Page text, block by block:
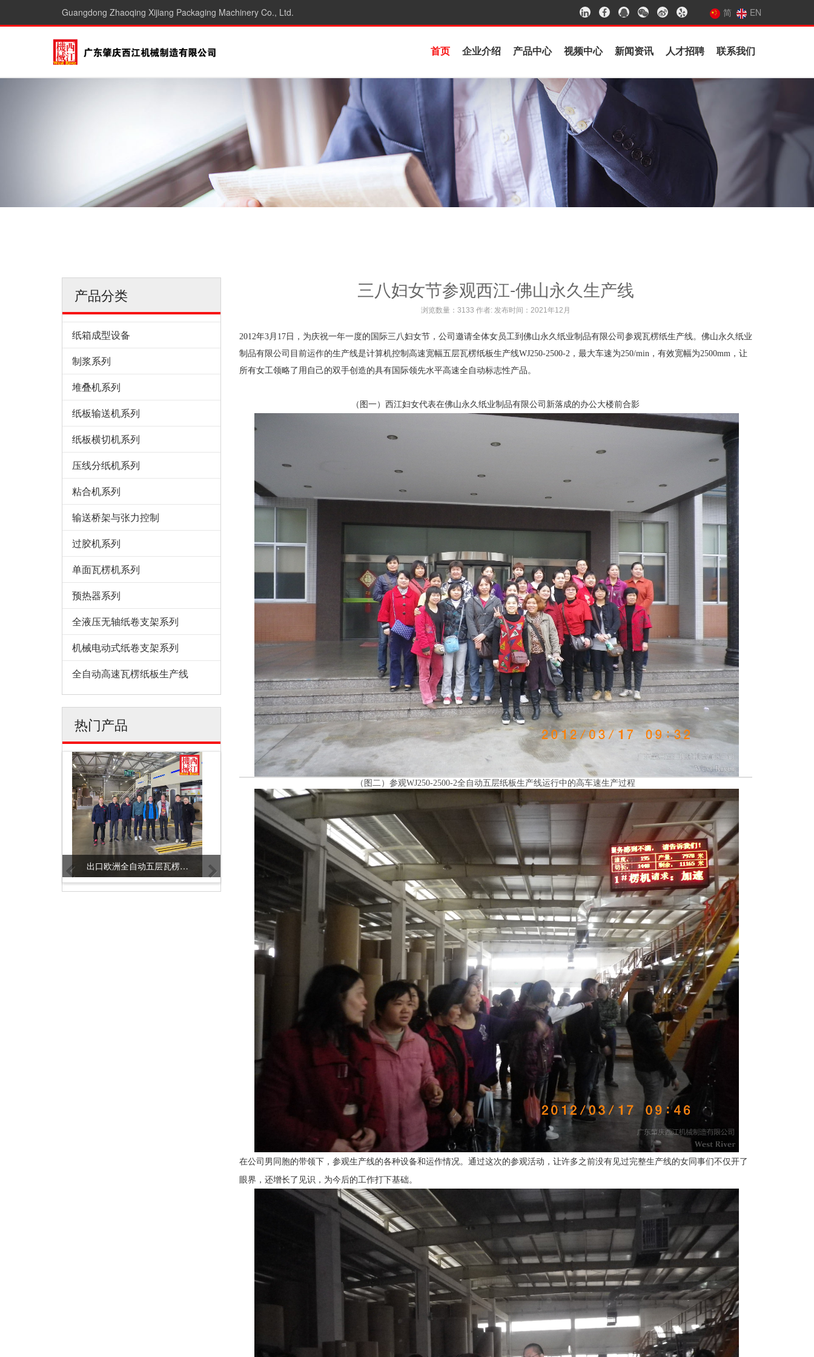
Guangdong Zhaoqing Xijiang Packaging Machinery Co., Ltd. 简 EN
首页 企业介绍 产品中心 视频中心 新闻资讯 人才招聘 联系我们
产品分类
纸箱成型设备
制浆系列
堆叠机系列
纸板输送机系列
纸板横切机系列
压线分纸机系列
粘合机系列
输送桥架与张力控制
过胶机系列
单面瓦楞机系列
预热器系列
全液压无轴纸卷支架系列
机械电动式纸卷支架系列
全自动高速瓦楞纸板生产线
热门产品
越南三星电视机包装瓦楞纸板生产线样版 高速智能化瓦楞纸板生产线样版 出口以色列全自动两层单面瓦纸板生产线样版 西江全新SMART 5.0多功能2+3+5全自动瓦楞纸板生产线
三八妇女节参观西江-佛山永久生产线
浏览数量：3133 作者: 发布时间：2021年12月
2012年3月17日，为庆祝一年一度的国际三八妇女节，公司邀请全体女员工到佛山永久纸业制品有限公司参观瓦楞纸生产线。佛山永久纸业
制品有限公司目前运作的生产线是计算机控制高速宽幅五层瓦楞纸板生产线WJ250-2500-2，最大车速为250/min，有效宽幅为2500mm，让
所有女工领略了用自己的双手创造的具有国际领先水平高速全自动标志性产品。
（图一）西江妇女代表在佛山永久纸业制品有限公司新落成的办公大楼前合影
（图二）参观WJ250-2500-2全自动五层纸板生产线运行中的高车速生产过程
在公司男同胞的带领下，参观生产线的各种设备和运作情况。通过这次的参观活动，让许多之前没有见过完整生产线的女同事们不仅开了
眼界，还增长了见识，为今后的工作打下基础。